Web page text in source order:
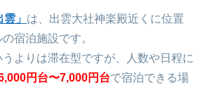
」 は、出雲大社神楽殿近くに位置
宿泊施設です。
よりは滞在型ですが、人数や日程に
円台〜7,000円台で宿泊できる場